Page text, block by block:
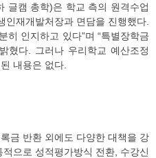
글캠 총학)은 학교 측의 원격수업
재개발처장과 면담을 진행했다.
히 인지하고 있다”며 “특별장학금
혔다. 그러나 우리학교 예산조정
내용은 없다.
금 반환 외에도 다양한 대책을 강
으로 성적평가방식 전환, 수강신